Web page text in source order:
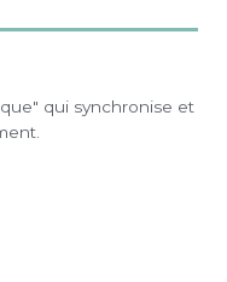
qui synchronise et